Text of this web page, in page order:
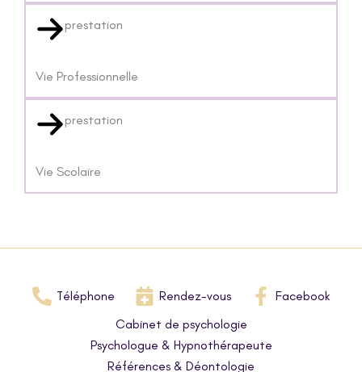
prestation
Vie Professionnelle
prestation
Vie Scolaire
Téléphone Rendez-vous
Facebook
Cabinet de psychologie
Psychologue & Hypnothérapeute
Références & Déontologie